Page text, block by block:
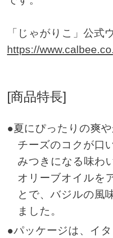
「じゃがりこ」公
https://
[商品特長]
●夏にぴったりの爽
チーズのコクが口
みつきになる味わ
オリーブオイルを
とで、バジルの風
ました。
●パッケージは、イ